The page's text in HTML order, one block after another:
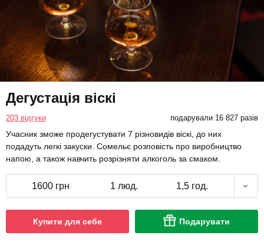
Дегустація віскі
203 відгуки подарували 16 827 разів
Учасник зможе продегустувати 7 різновидів віскі, до них
подадуть легкі закуски. Сомельє розповість про виробництво
напою, а також навчить розрізняти алкоголь за смаком.
1600 грн 1 люд. 1,5 год.
Купити для себе Подарувати